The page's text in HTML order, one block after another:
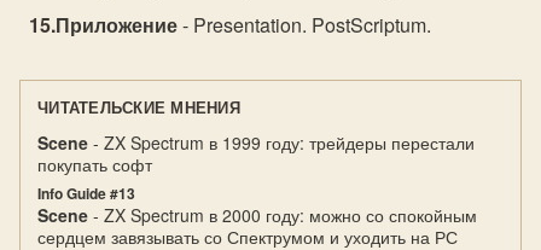
Приложение- Presentation. PostScriptum.
ЧИТАТЕЛЬСКИЕ МНЕНИЯ
Scene - ZX Spectrum в 1999 году: трейдеры перестали
покупать софт
Info Guide #13
Scene - ZX Spectrum в 2000 году: можно со спокойным
сердцем завязывать со Спектрумом и уходить на РС